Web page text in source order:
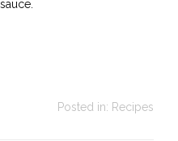
Posted in: Recipes